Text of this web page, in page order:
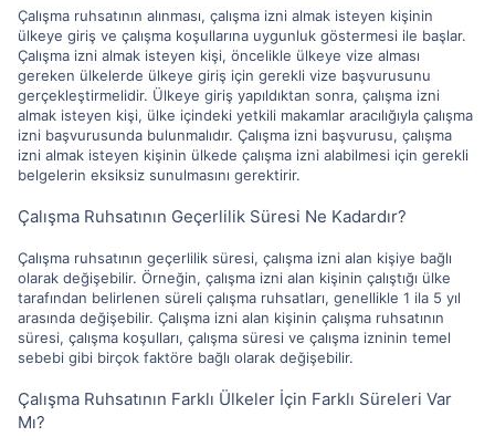
Çalışma ruhsatının alınması, çalışma izni almak isteyen kişinin
ülkeye giriş ve çalışma koşullarına uygunluk göstermesi ile başlar.
Çalışma izni almak isteyen kişi, öncelikle ülkeye vize alması
gereken ülkelerde ülkeye giriş için gerekli vize başvurusunu
gerçekleştirmelidir. Ülkeye giriş yapıldıktan sonra, çalışma izni
almak isteyen kişi, ülke içindeki yetkili makamlar aracılığıyla çalışma
izni başvurusunda bulunmalıdır. Çalışma izni başvurusu, çalışma
izni almak isteyen kişinin ülkede çalışma izni alabilmesi için gerekli
belgelerin eksiksiz sunulmasını gerektirir.
Çalışma Ruhsatının Geçerlilik Süresi Ne Kadardır?
Çalışma ruhsatının geçerlilik süresi, çalışma izni alan kişiye bağlı
olarak değişebilir. Örneğin, çalışma izni alan kişinin çalıştığı ülke
tarafından belirlenen süreli çalışma ruhsatları, genellikle 1 ila 5 yıl
arasında değişebilir. Çalışma izni alan kişinin çalışma ruhsatının
süresi, çalışma koşulları, çalışma süresi ve çalışma izninin temel
sebebi gibi birçok faktöre bağlı olarak değişebilir.
Çalışma Ruhsatının Farklı Ülkeler İçin Farklı Süreleri Var
Mı?